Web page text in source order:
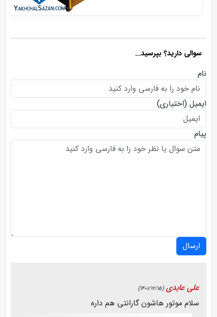
سوالی دارید؟ بپرسید...
نام
ایمیل (اختیاری)
پیام
ارسال
علی عابدی (1401/12/15)
سلام موتور هاشون گارانتی هم داره